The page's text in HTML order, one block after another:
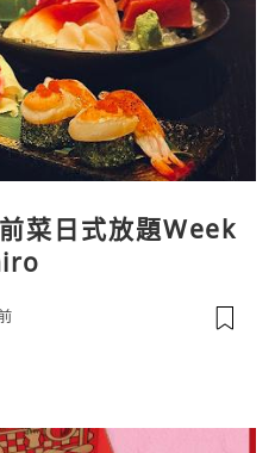
菜日式放題Week